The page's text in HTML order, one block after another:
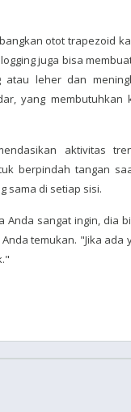
otot trapezoid
juga bisa
atau leher dan
yang membutuhkan
aktivitas
berpindah tangan
sama di setiap sisi.
Anda sangat ingin, dia
temukan. "Jika ada